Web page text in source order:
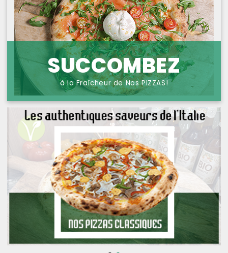
NOS PIZZAS FROMAGES
NOS SAVEURS D AILLEURS
OFFRE PRIMA
OFFRE MEZZO
MENUS BAMBINO
NOS PATES GRATINEES
NOS BURRITOS GRATINES
NOS PANINIS
NOS SALADES
NOS DESSERTS
PROTECTION DES
DONNÉES
SUCCOMBEZ
à la Fraîcheur de Nos PIZZAS!